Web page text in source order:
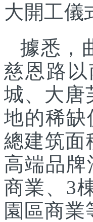
大開工儀
據悉，
慈恩路
城、大唐
地的稀缺
總建筑面
高端品
商業、3
園區商